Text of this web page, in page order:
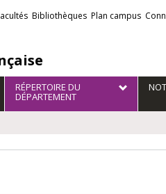
Bibliothèques Plan campus
RÉPERTOIRE DU
DÉPARTEMENT